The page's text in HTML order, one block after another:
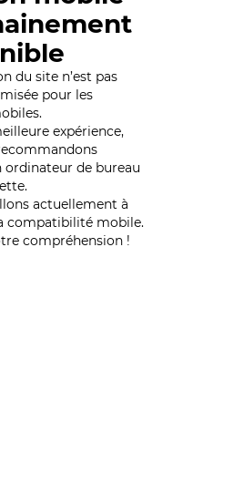
du site n’est pas
pour les
expérience,
ordinateur de bureau
actuellement à
compatibilité mobile.
compréhension !